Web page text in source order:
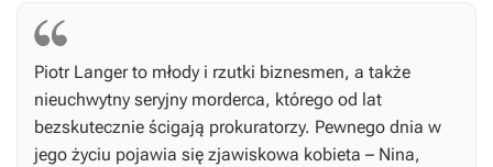
Piotr Langer to młody i rzutki biznesmen, a także
nieuchwytny seryjny morderca, którego od lat
bezskutecznie ścigają prokuratorzy. Pewnego dnia w
jego życiu pojawia się zjawiskowa kobieta – Nina,